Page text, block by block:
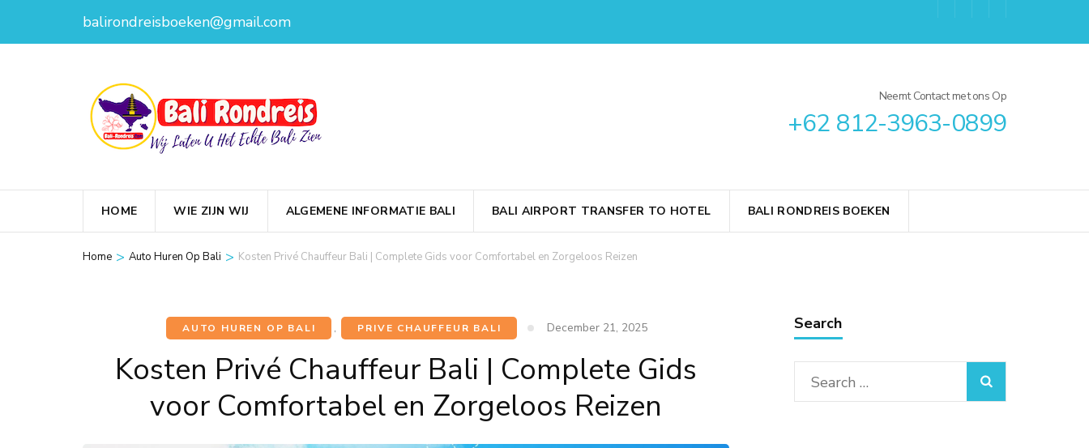
balirondreisboeken@gmail.com
Bali Rondreis | Rondreis Bali Nederlandse Gids
Bali Rondreis – Rondreis Bali Nederlandse Gids | BOEKEN! WA +62 812-3963-0899, Bali Rondreis, Bali Rondreis 10 Dagen,
Neemt Contact met ons Op
+62 812-3963-0899
HOME WIE ZIJN WIJ ALGEMENE INFORMATIE BALI BALI AIRPORT TRANSFER TO HOTEL BALI RONDREIS BOEKEN
Home > Auto Huren Op Bali > Kosten Privé Chauffeur Bali | Complete Gids voor Comfortabel en Zorgeloos Reizen
AUTO HUREN OP BALI , PRIVE CHAUFFEUR BALI December 21, 2025
Kosten Privé Chauffeur Bali | Complete Gids
voor Comfortabel en Zorgeloos Reizen
Search
Search
for: